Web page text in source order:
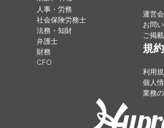
人事・労務
社会保険労務士
法務・知財
弁護士
財務
CFO
運営
お問
ご掲
規約
利用
個人
業務